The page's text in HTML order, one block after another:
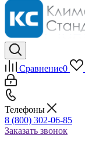
Сравнение0
Телефоны
8 (800) 302-06-85
Заказать звонок